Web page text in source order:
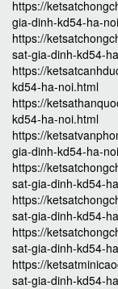
https://
gia-dinh-kd54-ha-
https://
sat-gia-dinh-kd54-
https://
kd54-ha-noi.html
https://
kd54-ha-noi.html
https://
gia-dinh-kd54-ha-
https://
sat-gia-dinh-kd54-
https://
sat-gia-dinh-kd54-
https://
sat-gia-dinh-kd54-
https://
sat-gia-dinh-kd54-